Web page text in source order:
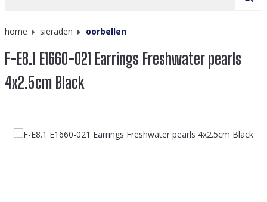
home sieraden oorbellen
F-E8.1 E1660-021 Earrings Freshwater pearls
4x2.5cm Black
Afbeeldingengalerij overslaan